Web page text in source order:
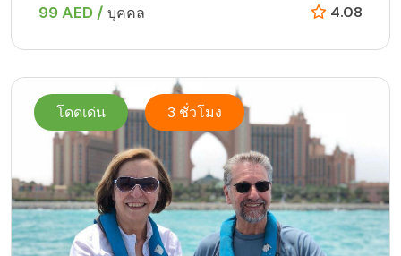
99 AED / บุคคล 4.08
โดดเด่น 3 ชั่วโมง